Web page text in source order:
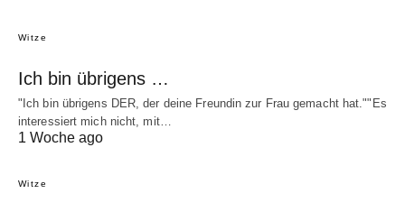
Witze
Ich bin übrigens …
"Ich bin übrigens DER, der deine Freundin zur Frau gemacht hat.""Es
interessiert mich nicht, mit…
1 Woche ago
Witze